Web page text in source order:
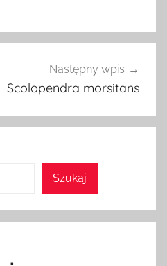
Następny wpis
Scolopendra morsitans
Szukaj